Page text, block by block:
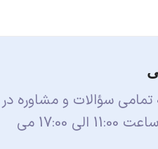
سؤالات و مشاوره در
مورد محصولات از ساعت 11:00 الی 17:00 می